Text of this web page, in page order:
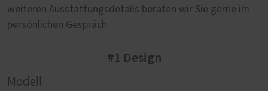
weiteren Ausstattungsdetails beraten wir Sie gerne im
persönlichen Gespräch.
#1 Design
Modell